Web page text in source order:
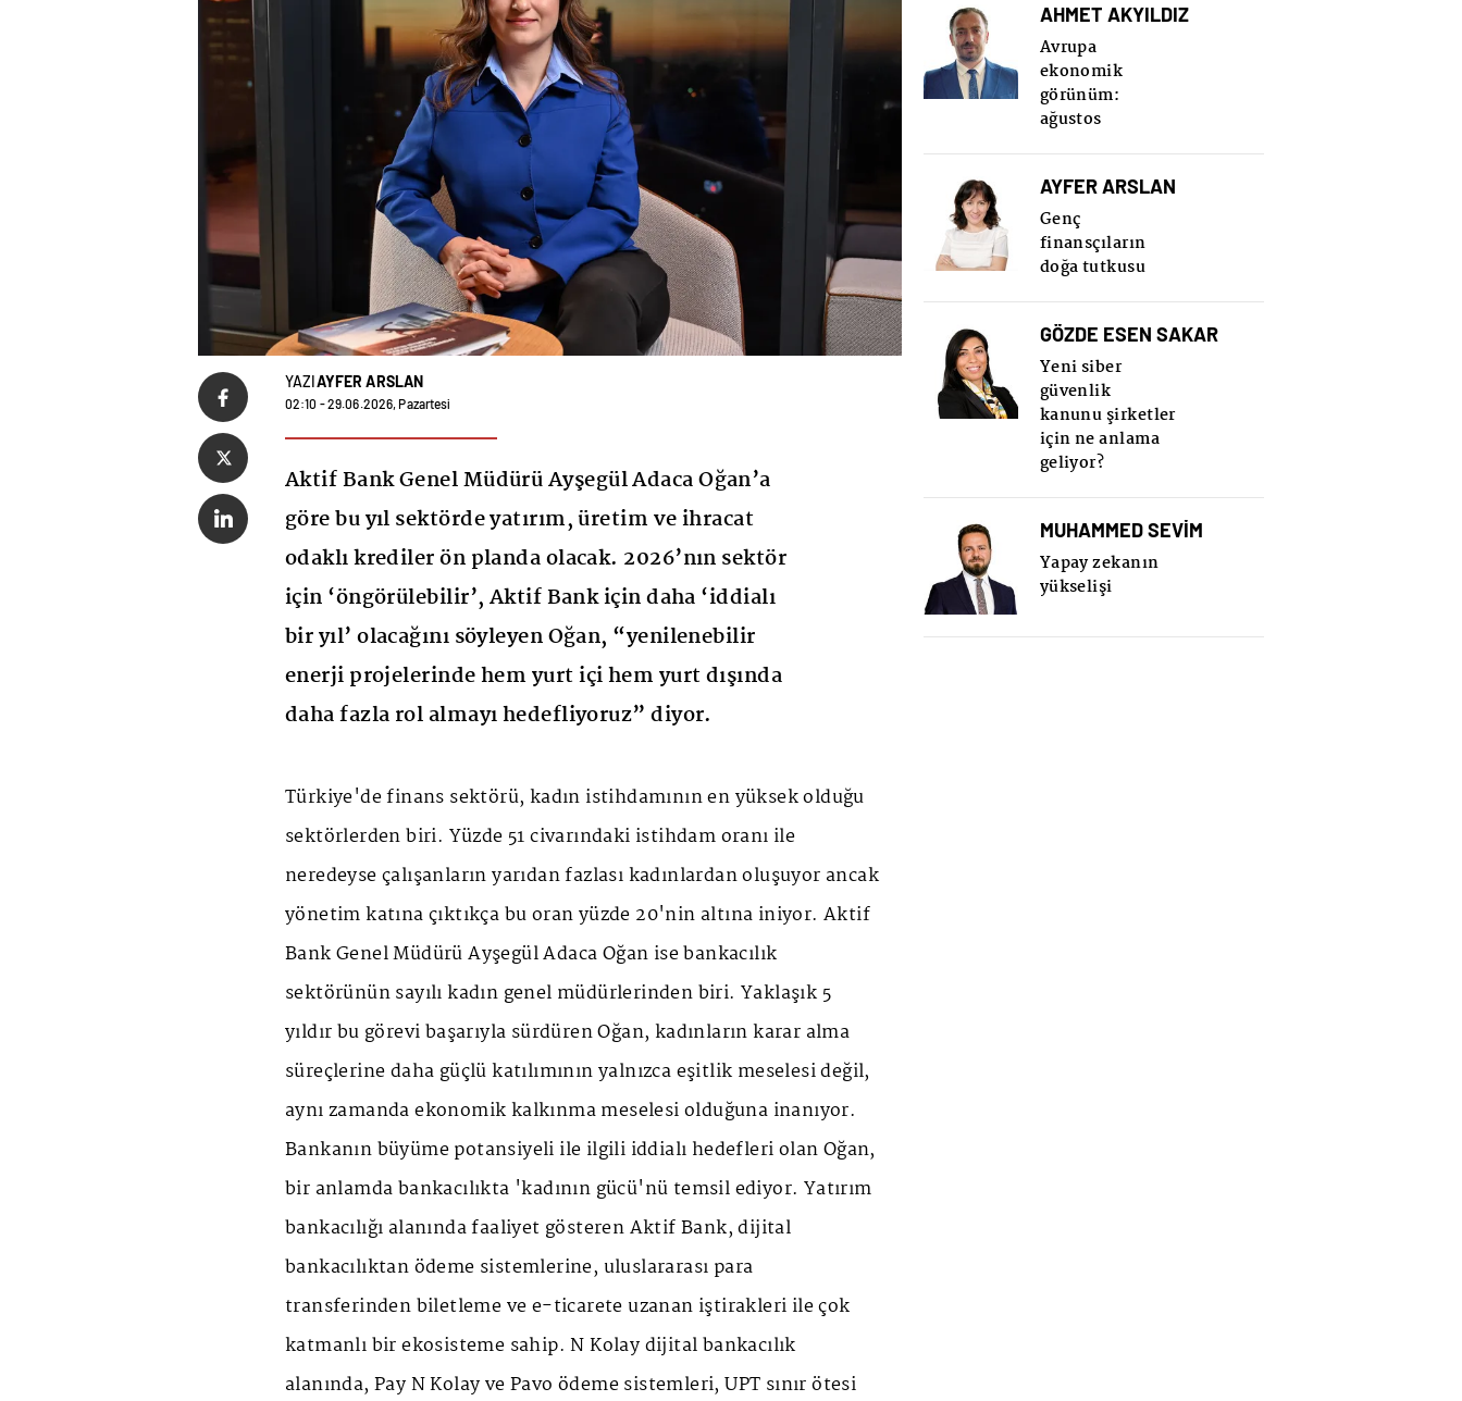
YAZIAYFER ARSLAN
02:10 - 29.06.2026, Pazartesi
Aktif Bank Genel Müdürü Ayşegül Adaca Oğan’a
göre bu yıl sektörde yatırım, üretim ve ihracat
odaklı krediler ön planda olacak. 2026’nın sektör
için ‘öngörülebilir’, Aktif Bank için daha ‘iddialı
bir yıl’ olacağını söyleyen Oğan, “yenilenebilir
enerji projelerinde hem yurt içi hem yurt dışında
daha fazla rol almayı hedefliyoruz” diyor.
Türkiye'de finans sektörü, kadın istihdamının en yüksek olduğu
sektörlerden biri. Yüzde 51 civarındaki istihdam oranı ile
neredeyse çalışanların yarıdan fazlası kadınlardan oluşuyor ancak
yönetim katına çıktıkça bu oran yüzde 20'nin altına iniyor. Aktif
Bank Genel Müdürü Ayşegül Adaca Oğan ise bankacılık
sektörünün sayılı kadın genel müdürlerinden biri. Yaklaşık 5
yıldır bu görevi başarıyla sürdüren Oğan, kadınların karar alma
süreçlerine daha güçlü katılımının yalnızca eşitlik meselesi değil,
aynı zamanda ekonomik kalkınma meselesi olduğuna inanıyor.
Bankanın büyüme potansiyeli ile ilgili iddialı hedefleri olan Oğan,
bir anlamda bankacılıkta 'kadının gücü'nü temsil ediyor. Yatırım
bankacılığı alanında faaliyet gösteren Aktif Bank, dijital
bankacılıktan ödeme sistemlerine, uluslararası para
transferinden biletleme ve e-ticarete uzanan iştirakleri ile çok
katmanlı bir ekosisteme sahip. N Kolay dijital bankacılık
alanında, Pay N Kolay ve Pavo ödeme sistemleri, UPT sınır ötesi
AHMET AKYILDIZ
Avrupa
ekonomik
görünüm:
ağustos
AYFER ARSLAN
Genç
finansçıların
doğa tutkusu
GÖZDE ESEN SAKAR
Yeni siber
güvenlik
kanunu şirketler
için ne anlama
geliyor?
MUHAMMED SEVİM
Yapay zekanın
yükselişi